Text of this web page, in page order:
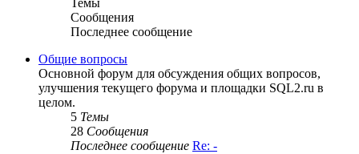
Темы
Сообщения
Последнее сообщение
Общие вопросы
Основной форум для обсуждения общих вопросов,
улучшения текущего форума и площадки SQL2.ru в
целом.
5 Темы
28 Сообщения
Последнее сообщение Re: -